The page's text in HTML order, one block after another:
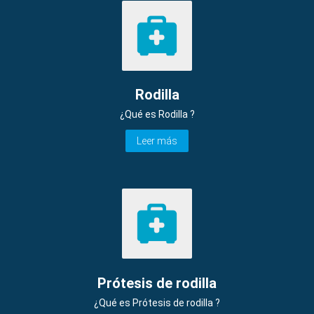
Rodilla
¿Qué es Rodilla ?
Leer más
Prótesis de rodilla
¿Qué es Prótesis de rodilla ?